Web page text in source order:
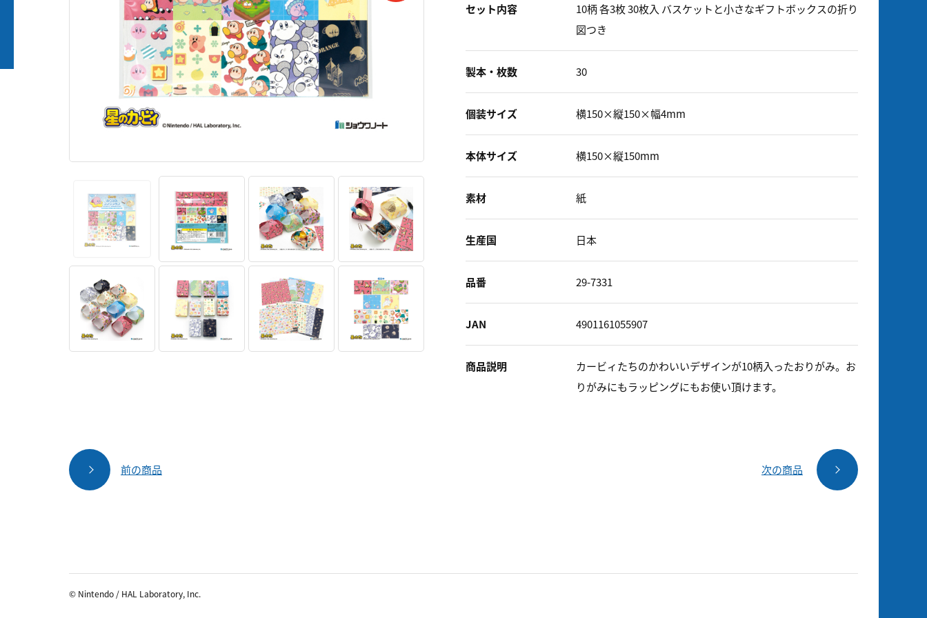
セット内容
10柄 各3枚 30枚入 バスケットと小さなギフトボックスの折り
図つき
製本・枚数 30
個装サイズ 横150×縦150×幅4mm
本体サイズ 横150×縦150mm
素材 紙
生産国 日本
品番 29-7331
JAN 4901161055907
商品説明
カービィたちのかわいいデザインが10柄入ったおりがみ。お
りがみにもラッピングにもお使い頂けます。
前の商品 次の商品
© Nintendo / HAL Laboratory, Inc.